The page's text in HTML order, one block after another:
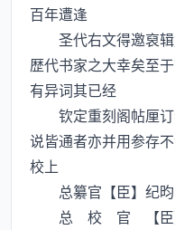
百年遭逢
圣代右文得邀裒辑
歴代书家之大幸矣至
有异词其已经
钦定重刻阁帖厘订
说皆通者亦并用参存
校上
总纂官【臣】纪昀
总 校 官 【臣